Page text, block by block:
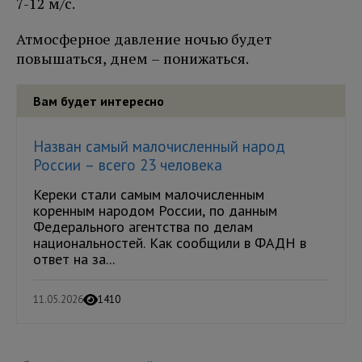
Атмосферное давление ночью будет
повышаться, днем – понижаться.
Вам будет интересно
Назван самый малочисленный народ
России – всего 23 человека
Кереки стали самым малочисленным
коренным народом России, по данным
Федерального агентства по делам
национальностей. Как сообщили в ФАДН в
ответ на за...
11.05.2026 1410